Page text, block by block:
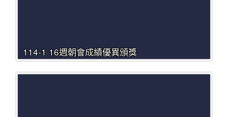
114-1 16週朝會成績優異頒獎